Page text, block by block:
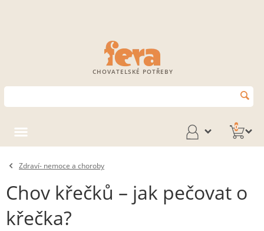
CHOVATELSKÉ POTŘEBY
0
Zdraví- nemoce a choroby
Chov křečků – jak pečovat o
křečka?